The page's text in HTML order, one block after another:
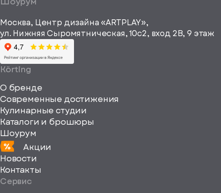
рекламные и
информационные
материалы
viewBox="0
0
Москва, Центр дизайна «ARTPLAY»,
ул. Нижняя Сыромятническая, 10с2, вход 2B, 9 этаж
Körting
О бренде
Современные достижения
Кулинарные студии
Каталоги и брошюры
Шоурум
Акции
Новости
Контакты
Сервис